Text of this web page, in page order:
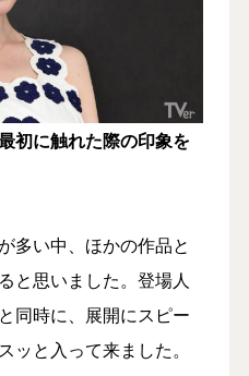
に触れた際の印象を
多い中、ほかの作品と
と思いました。登場人
同時に、展開にスピー
ッと入って来ました。